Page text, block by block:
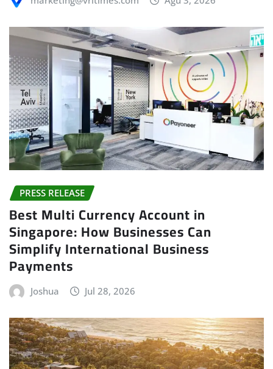
PRESS RELEASE
Best Multi Currency Account in
Singapore: How Businesses Can
Simplify International Business
Payments
Joshua Jul 28, 2026